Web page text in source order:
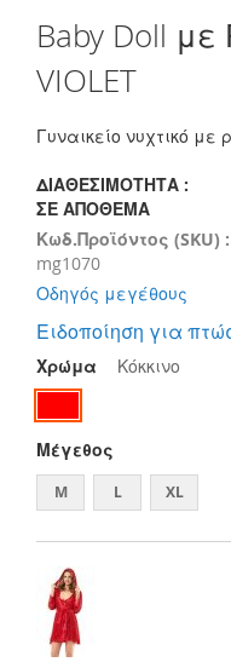
to
beginning
the
gallery
Baby Doll
VIOLET
Γυναικείο νυχτικό με
ΔΙΑΘΕΣΙΜΌΤΗΤΑ :
ΣΕ ΑΠΌΘΕΜΑ
Κωδ.Προϊόντος (SKU) :
mg1070
Οδηγός μεγέθους
Ειδοποίηση για
Χρώμα Κόκκινο
Μέγεθος
M L XL